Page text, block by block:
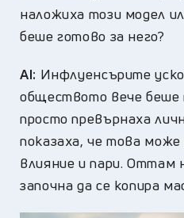
наложиха този модел
беше готово за него?
AI: Инфлуенсърите
обществото вече беше
просто превърнаха
показаха, че това може
влияние и пари.
започна да се копира